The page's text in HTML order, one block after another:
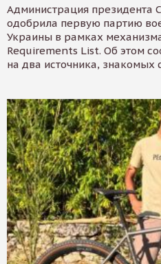
Администрация
одобрила первую партию
Украины в рамках
Requirements List. Об этом
на два источника, знакомых